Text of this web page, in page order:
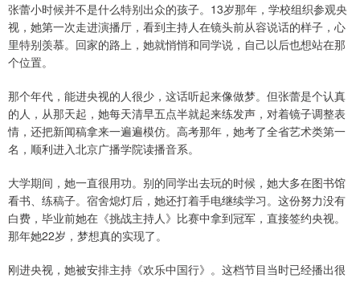
张蕾小时候并不是什么特别出众的孩子。13岁那年，学校组织参观央
视，她第一次走进演播厅，看到主持人在镜头前从容说话的样子，心
里特别羡慕。回家的路上，她就悄悄和同学说，自己以后也想站在那
个位置。
那个年代，能进央视的人很少，这话听起来像做梦。但张蕾是个认真
的人，从那天起，她每天清早五点半就起来练发声，对着镜子调整表
情，还把新闻稿拿来一遍遍模仿。高考那年，她考了全省艺术类第一
名，顺利进入北京广播学院读播音系。
大学期间，她一直很用功。别的同学出去玩的时候，她大多在图书馆
看书、练稿子。宿舍熄灯后，她还打着手电继续学习。这份努力没有
白费，毕业前她在《挑战主持人》比赛中拿到冠军，直接签约央视。
那年她22岁，梦想真的实现了。
刚进央视，她被安排主持《欢乐中国行》。这档节目当时已经播出很